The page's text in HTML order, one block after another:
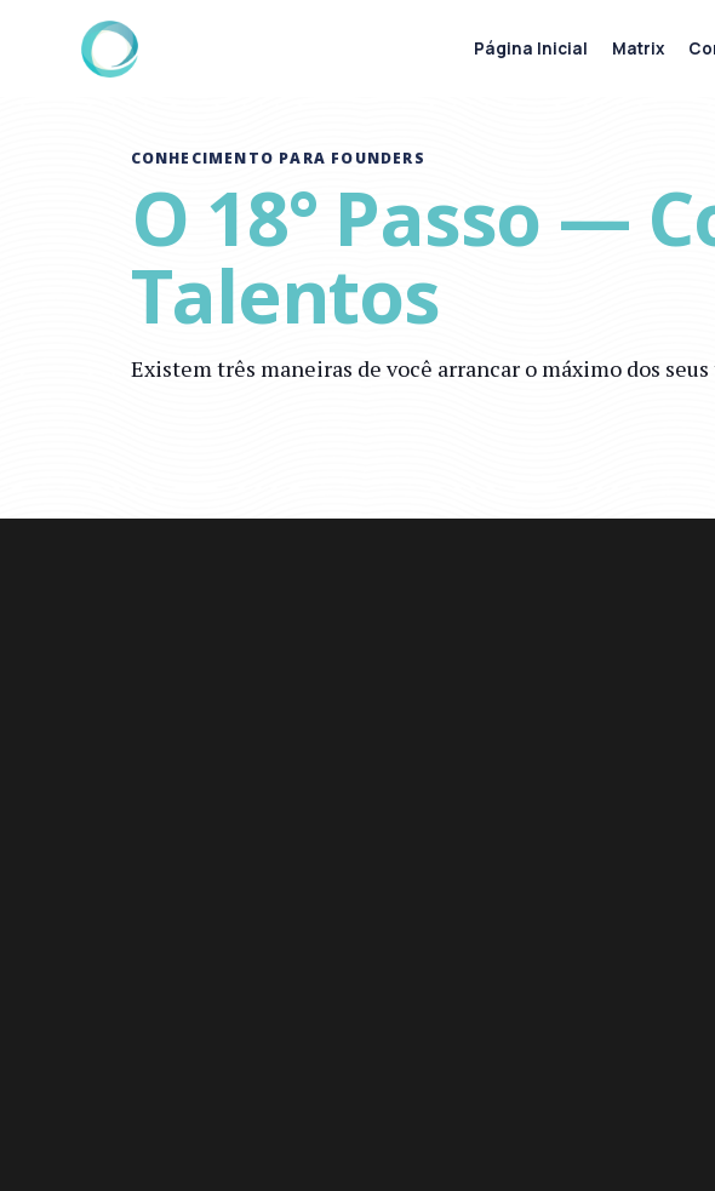
CONHECIMENTO PARA FOUNDERS
O 18° Passo —
Talentos
Existem três maneiras de você arrancar o máximo dos
Página Inicial Matrix